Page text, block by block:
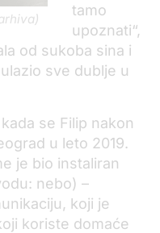
tamo
upoznati“,
od sukoba sina i
sve dublje u
se Filip nakon
u leto 2019.
je bio instaliran
nebo) –
koji je
koriste domaće